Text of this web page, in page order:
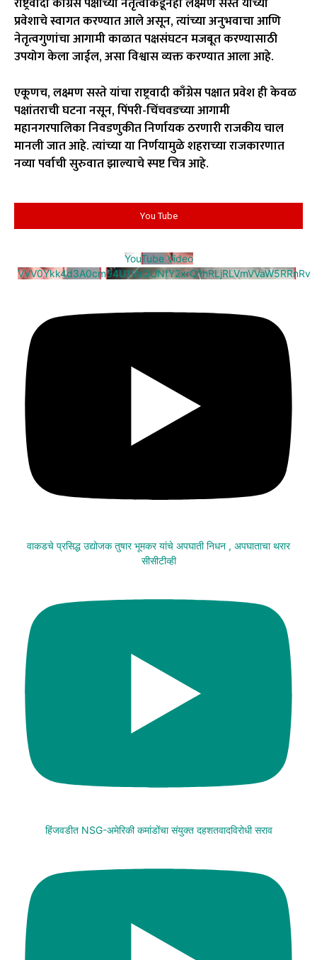
प्रवेशाचे स्वागत करण्यात आले असून, त्यांच्या अनुभवाचा आणि
नेतृत्वगुणांचा आगामी काळात पक्षसंघटन मजबूत करण्यासाठी
उपयोग केला जाईल, असा विश्वास व्यक्त करण्यात आला आहे.
एकूणच, लक्ष्मण सस्ते यांचा राष्ट्रवादी काँग्रेस पक्षात प्रवेश ही केवळ
पक्षांतराची घटना नसून, पिंपरी-चिंचवडच्या आगामी
महानगरपालिका निवडणुकीत निर्णायक ठरणारी राजकीय चाल
मानली जात आहे. त्यांच्या या निर्णयामुळे शहराच्या राजकारणात
नव्या पर्वाची सुरुवात झाल्याचे स्पष्ट चित्र आहे.
You Tube
YouTube Video
VVV0Ykk4d3A0cm94U1VaQUNfY2xrQ1hRLjRLVmVVaW5RRnRv
वाकडचे प्रसिद्ध उद्योजक तुषार भूमकर यांचे अपघाती निधन , अपघाताचा थरार
सीसीटीव्ही
हिंजवडीत NSG-अमेरिकी कमांडोंचा संयुक्त दहशतवादविरोधी सराव